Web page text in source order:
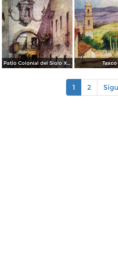
Patio Colonial del Siglo XVIII Taxco
1 2